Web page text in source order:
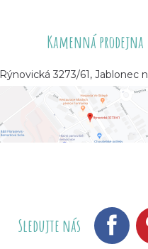
Kamenná prodejna
Rýnovická 3273/61, Jablonec
Sledujte nás